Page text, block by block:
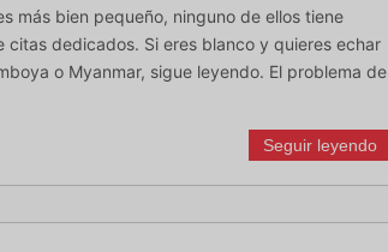
más bien pequeño, ninguno de ellos tiene
citas dedicados. Si eres blanco y quieres echar
o Myanmar, sigue leyendo. El problema de
Seguir leyendo